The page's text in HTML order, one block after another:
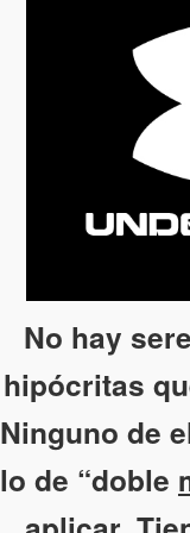
No hay
hipócritas
Ninguno de
lo de “doble